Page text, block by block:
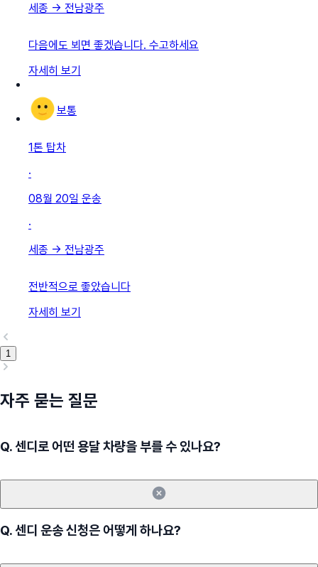
세종 → 전남광주
다음에도 뵈면 좋겠습니다. 수고하세요
자세히 보기
보통
1톤 탑차
·
08월 20일 운송
·
세종 → 전남광주
전반적으로 좋았습니다
자세히 보기
1
자주 묻는 질문
Q.센디로 어떤 용달 차량을 부를 수 있나요?
Q.센디 운송 신청은 어떻게 하나요?